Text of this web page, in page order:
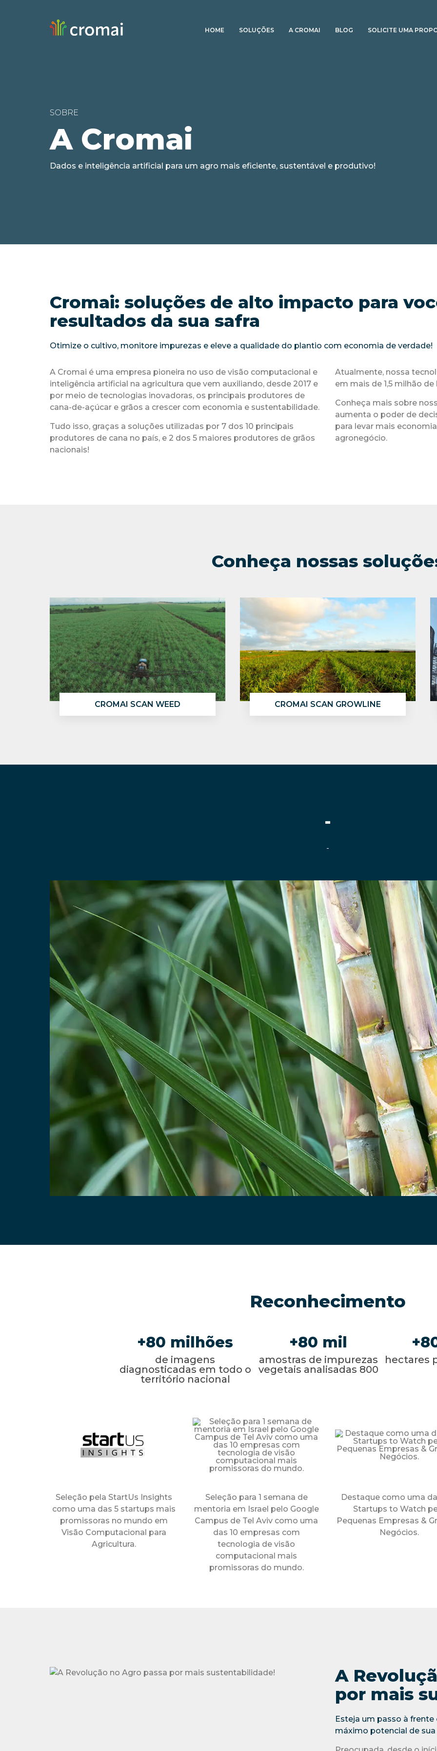
HOME SOLUÇÕES A CROMAI BLOG SOLICITE UMA
SOBRE
A Cromai
Dados e inteligência artificial para um agro mais eficiente, sustentável e produtivo!
Cromai: soluções de alto impacto para
resultados da sua safra
Otimize o cultivo, monitore impurezas e eleve a qualidade do plantio com economia de verdade!
A Cromai é uma empresa pioneira no uso de visão computacional e
inteligência artificial na agricultura que vem auxiliando, desde 2017 e
por meio de tecnologias inovadoras, os principais produtores de
cana-de-açúcar e grãos a crescer com economia e sustentabilidade.
Tudo isso, graças a soluções utilizadas por 7 dos 10 principais
produtores de cana no país, e 2 dos 5 maiores produtores de grãos
nacionais!
Atualmente, nossa
em mais de 1,5 milhão
Conheça mais sobre
aumenta o poder de
para levar mais
agronegócio.
Conheça nossas
CROMAI SCAN WEED CROMAI SCAN GROWLINE
-
-
Reconhecimento
80
de imagens
diagnosticadas em todo o
território nacional
80
amostras de impurezas
vegetais analisadas 800
hectares
Seleção pela StartUs Insights
como uma das 5 startups mais
promissoras no mundo em
Visão Computacional para
Agricultura.
Seleção para 1 semana de
mentoria em Israel pelo Google
Campus de Tel Aviv como uma
das 10 empresas com
tecnologia de visão
computacional mais
promissoras do mundo.
Destaque como uma
Startups to Watch
Pequenas Empresas &
Negócios.
A
por mais
Esteja um passo à
máximo potencial de